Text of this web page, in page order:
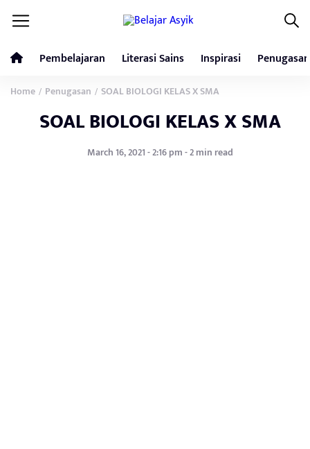
Pembelajaran Literasi Sains Inspirasi Penugasan
Home / Penugasan / SOAL BIOLOGI KELAS X SMA
SOAL BIOLOGI KELAS X SMA
March 16, 2021 - 2:16 pm - 2 min read